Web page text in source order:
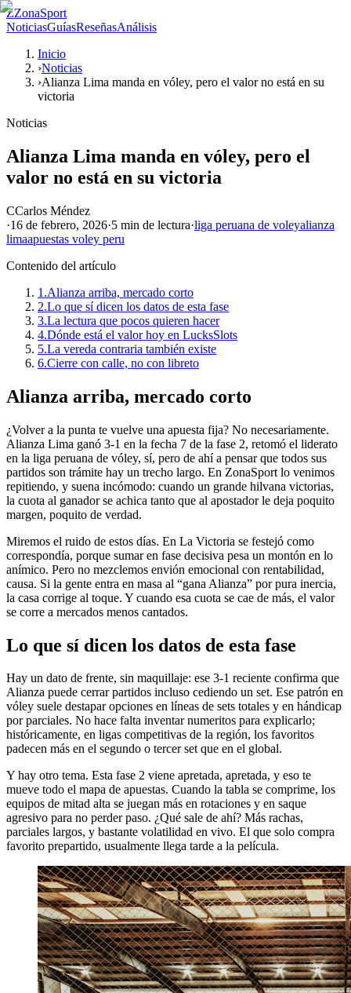
ZZonaSport
NoticiasGuíasReseñasAnálisis
Inicio
›Noticias
›Alianza Lima manda en vóley, pero el valor no está en su
victoria
Noticias
Alianza Lima manda en vóley, pero el
valor no está en su victoria
CCarlos Méndez
·16 de febrero, 2026·5 min de lectura·liga peruana de voleyalianza
limaapuestas voley peru
Contenido del artículo
1.Alianza arriba, mercado corto
2.Lo que sí dicen los datos de esta fase
3.La lectura que pocos quieren hacer
4.Dónde está el valor hoy en LucksSlots
5.La vereda contraria también existe
6.Cierre con calle, no con libreto
Alianza arriba, mercado corto
¿Volver a la punta te vuelve una apuesta fija? No necesariamente.
Alianza Lima ganó 3-1 en la fecha 7 de la fase 2, retomó el liderato
en la liga peruana de vóley, sí, pero de ahí a pensar que todos sus
partidos son trámite hay un trecho largo. En ZonaSport lo venimos
repitiendo, y suena incómodo: cuando un grande hilvana victorias,
la cuota al ganador se achica tanto que al apostador le deja poquito
margen, poquito de verdad.
Miremos el ruido de estos días. En La Victoria se festejó como
correspondía, porque sumar en fase decisiva pesa un montón en lo
anímico. Pero no mezclemos envión emocional con rentabilidad,
causa. Si la gente entra en masa al “gana Alianza” por pura inercia,
la casa corrige al toque. Y cuando esa cuota se cae de más, el valor
se corre a mercados menos cantados.
Lo que sí dicen los datos de esta fase
Hay un dato de frente, sin maquillaje: ese 3-1 reciente confirma que
Alianza puede cerrar partidos incluso cediendo un set. Ese patrón en
vóley suele destapar opciones en líneas de sets totales y en hándicap
por parciales. No hace falta inventar numeritos para explicarlo;
históricamente, en ligas competitivas de la región, los favoritos
padecen más en el segundo o tercer set que en el global.
Y hay otro tema. Esta fase 2 viene apretada, apretada, y eso te
mueve todo el mapa de apuestas. Cuando la tabla se comprime, los
equipos de mitad alta se juegan más en rotaciones y en saque
agresivo para no perder paso. ¿Qué sale de ahí? Más rachas,
parciales largos, y bastante volatilidad en vivo. El que solo compra
favorito prepartido, usualmente llega tarde a la película.